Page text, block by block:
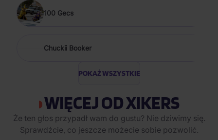
100 Gecs
Chuckii Booker
POKAŻ WSZYSTKIE
WIĘCEJ OD XIKERS
Że ten głos przypadł wam do gustu? Nie dziwimy się.
Sprawdźcie, co jeszcze możecie sobie pozwolić.